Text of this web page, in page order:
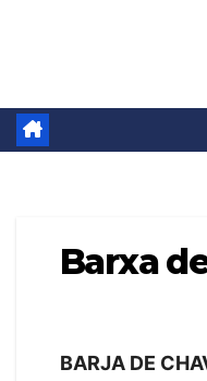
Barxa
BARJA DE